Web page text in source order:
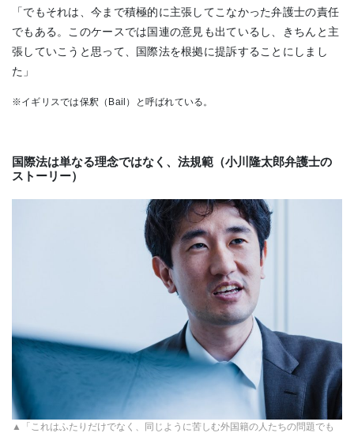
「でもそれは、今まで積極的に主張してこなかった弁護士の責任
でもある。このケースでは国連の意見も出ているし、きちんと主
張していこうと思って、国際法を根拠に提訴することにしまし
た」
※イギリスでは保釈（Bail）と呼ばれている。
国際法は単なる理念ではなく、法規範（小川隆太郎弁護士の
ストーリー）
▲「これはふたりだけでなく、同じように苦しむ外国籍の人たちの問題でも